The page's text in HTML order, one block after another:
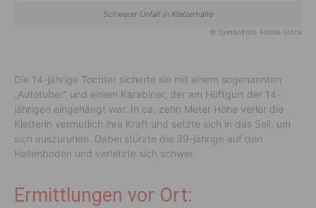
Schwerer Unfall in Kletterhalle
© Symbolfoto Adobe Stock
Die 14-jährige Tochter sicherte sie mit einem sogenannten
„Autotuber“ und einem Karabiner, der am Hüftgurt der 14-
jährigen eingehängt war. In ca. zehn Meter Höhe verlor die
Kletterin vermutlich ihre Kraft und setzte sich in das Seil, um
sich auszuruhen. Dabei stürzte die 39-jährige auf den
Hallenboden und verletzte sich schwer.
Ermittlungen vor Ort: